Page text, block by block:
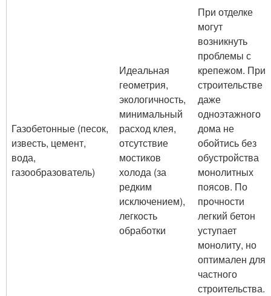
Газобетонные (песок,
известь, цемент,
вода,
газообразователь)
Идеальная
геометрия,
экологичность,
минимальный
расход клея,
отсутствие
мостиков
холода (за
редким
исключением),
легкость
обработки
При отделке
могут
возникнуть
проблемы с
крепежом. При
строительстве
даже
одноэтажного
дома не
обойтись без
обустройства
монолитных
поясов. По
прочности
легкий бетон
уступает
монолиту, но
оптимален для
частного
строительства.